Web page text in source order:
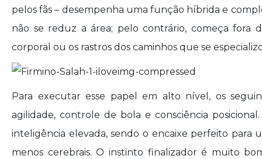
pelos fãs – desempenha uma função híbrida e
não se reduz a área; pelo contrário, começa fora
corporal ou os rastros dos caminhos que se
Para executar esse papel em alto nível, os
agilidade, controle de bola e consciência
inteligência elevada, sendo o encaixe perfeito para
menos cerebrais. O instinto finalizador é muito